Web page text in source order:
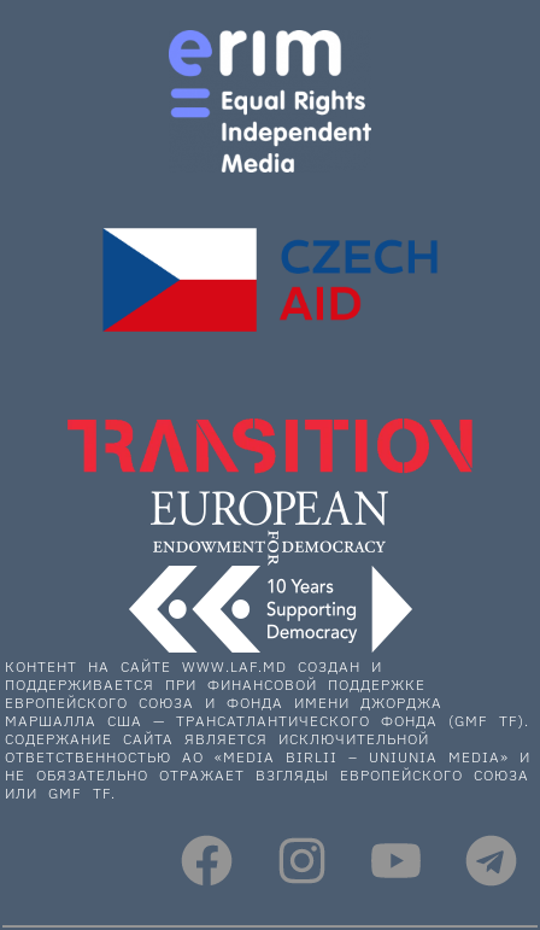
КОНТЕНТ НА САЙТЕ WWW.LAF.MD СОЗДАН И
ПОДДЕРЖИВАЕТСЯ ПРИ ФИНАНСОВОЙ ПОДДЕРЖКЕ
ЕВРОПЕЙСКОГО СОЮЗА И ФОНДА ИМЕНИ ДЖОРДЖА
МАРШАЛЛА США — ТРАНСАТЛАНТИЧЕСКОГО ФОНДА (GMF TF).
СОДЕРЖАНИЕ САЙТА ЯВЛЯЕТСЯ ИСКЛЮЧИТЕЛЬНОЙ
ОТВЕТСТВЕННОСТЬЮ АО «MEDIA BIRLII – UNIUNIA MEDIA» И
НЕ ОБЯЗАТЕЛЬНО ОТРАЖАЕТ ВЗГЛЯДЫ ЕВРОПЕЙСКОГО СОЮЗА
ИЛИ GMF TF.